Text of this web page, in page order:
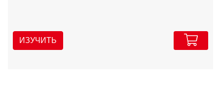
ИЗУЧИТЬ